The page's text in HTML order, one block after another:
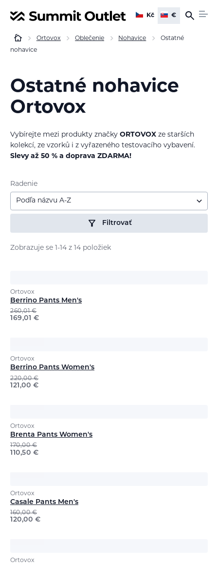
Kč €
Ortovox Oblečenie Nohavice
Ostatné
nohavice
Ostatné nohavice
Ortovox
Vybírejte mezi produkty značky ORTOVOX ze starších
kolekcí, ze vzorků i z vyřazeného testovacího vybavení.
Slevy až 50 % a doprava ZDARMA!
Radenie
Podľa názvu A-Z
Filtrovať
Zobrazuje se 1-14 z 14 položiek
Ortovox
Berrino Pants Men's
260,01€
169,01 €
Ortovox
Berrino Pants Women's
220,00€
121,00 €
Ortovox
Brenta Pants Women's
170,00€
110,50 €
Ortovox
Casale Pants Men's
160,00€
120,00 €
Ortovox